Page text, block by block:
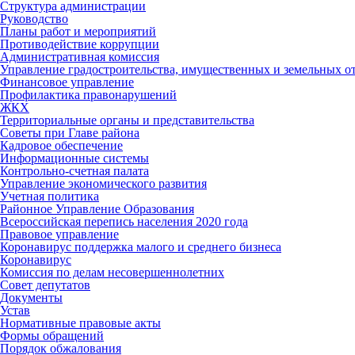
Структура администрации
Руководство
Планы работ и мероприятий
Противодействие коррупции
Административная комиссия
Управление градостроительства, имущественных и земельных
Финансовое управление
Профилактика правонарушений
ЖКХ
Территориальные органы и представительства
Советы при Главе района
Кадровое обеспечение
Информационные системы
Контрольно-счетная палата
Управление экономического развития
Учетная политика
Районное Управление Образования
Всероссийская перепись населения 2020 года
Правовое управление
Коронавирус поддержка малого и среднего бизнеса
Коронавирус
Комиссия по делам несовершеннолетних
Совет депутатов
Документы
Устав
Нормативные правовые акты
Формы обращений
Порядок обжалования